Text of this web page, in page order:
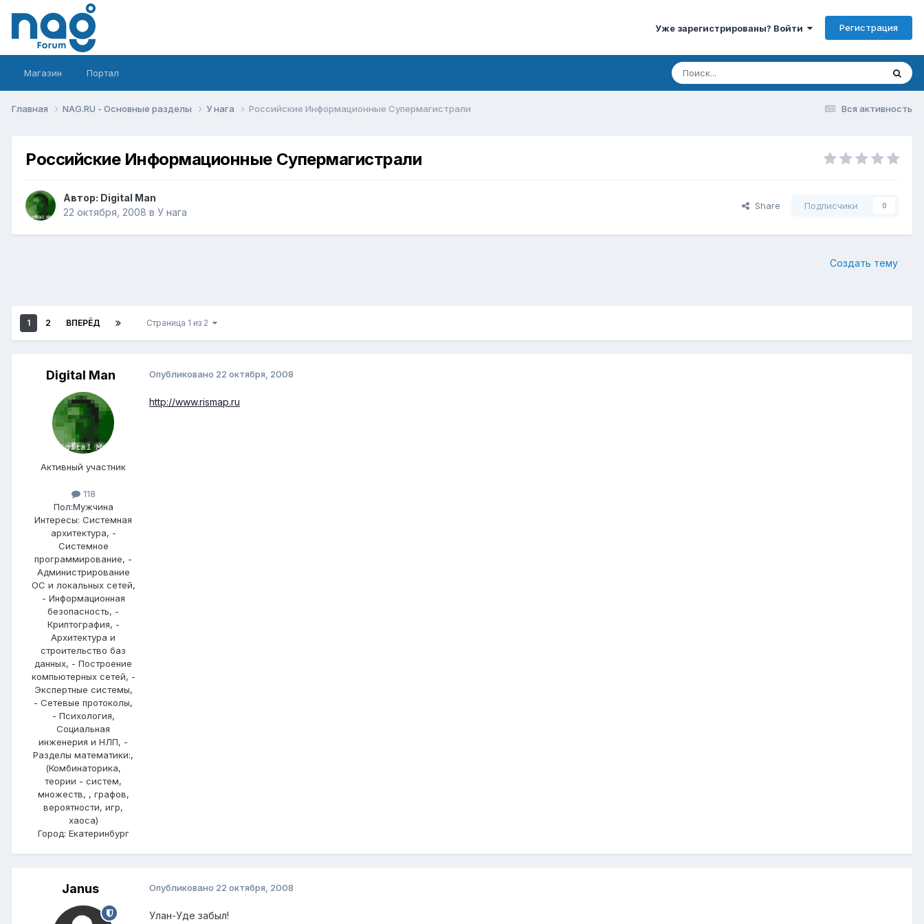
Уже зарегистрированы? Войти Регистрация
Магазин Портал
Вся активность
Главная NAG.RU - Основные разделы У нага Российские Информационные Супермагистрали
Российские Информационные Супермагистрали
Автор: Digital Man
22 октября, 2008 в У нага
Share Подписчики 0
Создать тему
1 2 ВПЕРЁД Страница 1 из 2
Digital Man
Активный участник
118
Пол:Мужчина
Интересы: Системная
архитектура, -
Системное
программирование, -
Администрирование
ОС и локальных сетей,
- Информационная
безопасность, -
Криптография, -
Архитектура и
строительство баз
данных, - Построение
компьютерных сетей, -
Экспертные системы,
- Сетевые протоколы,
- Психология,
Социальная
инженерия и НЛП, -
Разделы математики:,
(Комбинаторика,
теории - систем,
множеств, , графов,
вероятности, игр,
хаоса)
Город: Екатеринбург
Опубликовано 22 октября, 2008
http://www.rismap.ru
Janus Опубликовано 22 октября, 2008
Улан-Уде забыл!